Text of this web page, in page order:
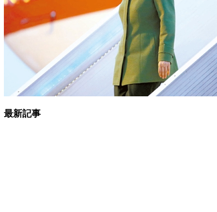
最新記事